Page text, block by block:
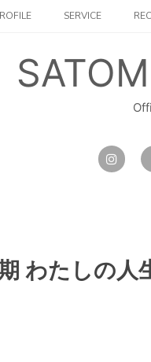
SERVICE
わたしの人